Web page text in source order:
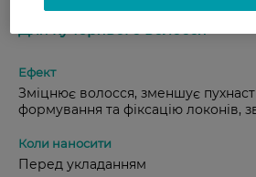
Для кучерявого волосся
Зміцнює волосся, зменшує
формування та фіксацію локонів,
Перед укладанням